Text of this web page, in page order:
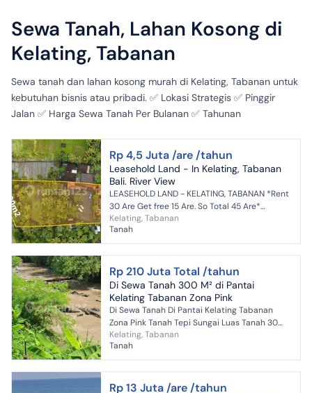
Sewa Tanah, Lahan Kosong di
Kelating, Tabanan
Sewa tanah dan lahan kosong murah di Kelating, Tabanan untuk
kebutuhan bisnis atau pribadi. ✅ Lokasi Strategis ✅ Pinggir
Jalan ✅ Harga Sewa Tanah Per Bulanan ✅ Tahunan
Rp 4,5 Juta /are /tahun
Leasehold Land - In Kelating, Tabanan
Bali. River View
LEASEHOLD LAND - KELATING, TABANAN *Rent
30 Are Get free 15 Are. So Total 45 Are*
Discover a rare opportunity to secure prime
yellow-zone land i...
Kelating, Tabanan
Tanah
Rp 210 Juta Total /tahun
Di Sewa Tanah 300 M² di Pantai
Kelating Tabanan Zona Pink
Di Sewa Tanah Di Pantai Kelating Tabanan
Zona Pink Tanah Tepi Sungai Luas Tanah 30
Are Pemandangan Sungai Pemandangan
Jungle Zona Merah Jambu Harga...
Kelating, Tabanan
Tanah
Rp 13 Juta /are /tahun